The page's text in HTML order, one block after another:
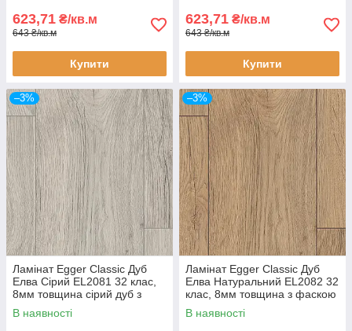
623,71 ₴/кв.м
643 ₴/кв.м
Купити
623,71 ₴/кв.м
643 ₴/кв.м
Купити
–3%
Ламінат Egger Classic Дуб
Елва Сірий EL2081 32 клас,
8мм товщина сірий дуб з
фаскою
В наявності
–3%
Ламінат Egger Classic Дуб
Елва Натуральний EL2082 32
клас, 8мм товщина з фаскою
В наявності